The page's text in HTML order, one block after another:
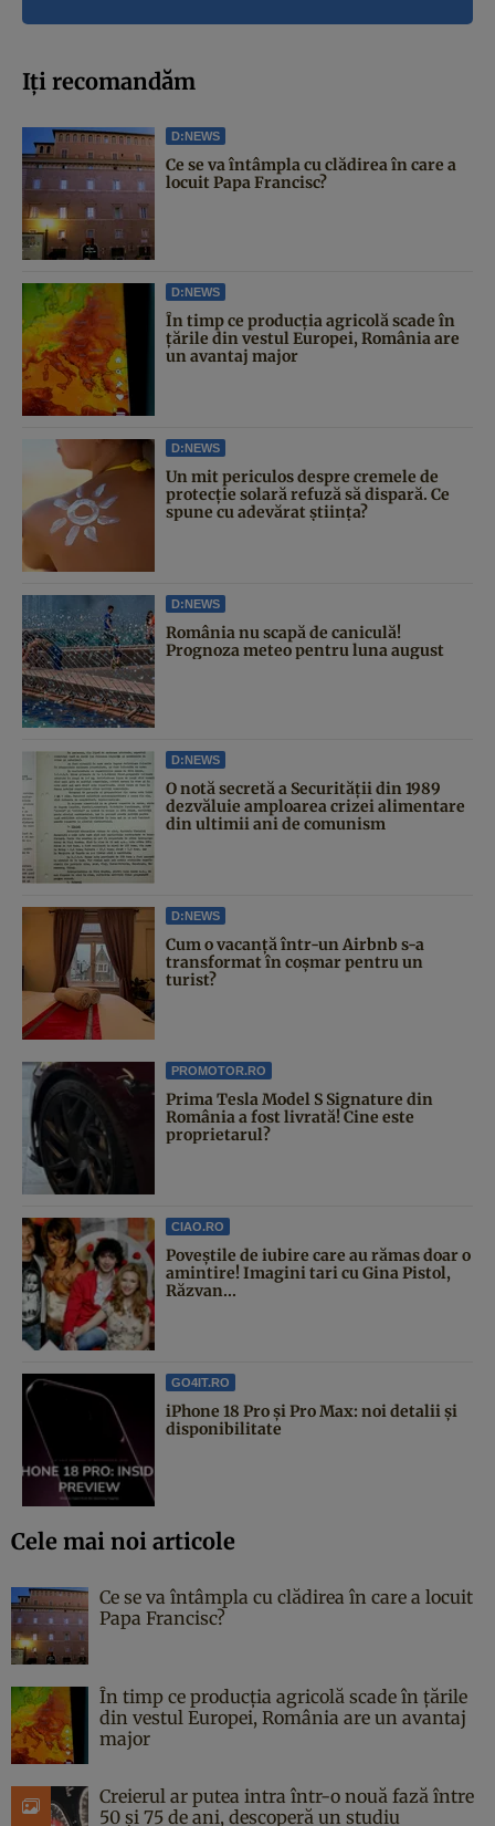
Iți recomandăm
D:NEWS
Ce se va întâmpla cu clădirea în care a
locuit Papa Francisc?
D:NEWS
În timp ce producția agricolă scade în
țările din vestul Europei, România are
un avantaj major
D:NEWS
Un mit periculos despre cremele de
protecție solară refuză să dispară. Ce
spune cu adevărat știința?
D:NEWS
România nu scapă de caniculă!
Prognoza meteo pentru luna august
D:NEWS
O notă secretă a Securității din 1989
dezvăluie amploarea crizei alimentare
din ultimii ani de comunism
D:NEWS
Cum o vacanță într-un Airbnb s-a
transformat în coșmar pentru un
turist?
PROMOTOR.RO
Prima Tesla Model S Signature din
România a fost livrată! Cine este
proprietarul?
CIAO.RO
Poveştile de iubire care au rămas doar o
amintire! Imagini tari cu Gina Pistol,
Răzvan...
GO4IT.RO
iPhone 18 Pro și Pro Max: noi detalii și
disponibilitate
Cele mai noi articole
Ce se va întâmpla cu clădirea în care a locuit
Papa Francisc?
În timp ce producția agricolă scade în țările
din vestul Europei, România are un avantaj
major
Creierul ar putea intra într-o nouă fază între
50 și 75 de ani, descoperă un studiu